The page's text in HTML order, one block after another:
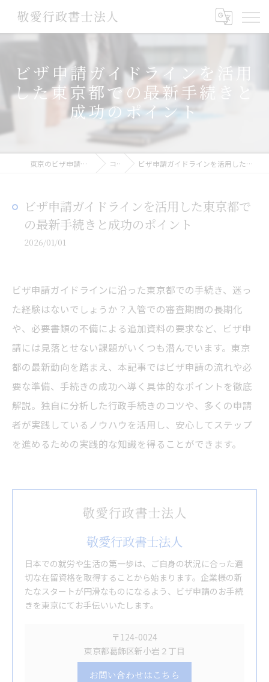
ビザ申請ガイドラインを活用
した東京都での最新手続きと
成功のポイント
東京のビザ申請なら敬愛行政書士法人 コラム ビザ申請ガイドラインを活用した東京都での最新手続きと成功のポイント
ビザ申請ガイドラインを活用した東京都で
の最新手続きと成功のポイント
2026/01/01
ビザ申請ガイドラインに沿った東京都での手続き、迷っ
た経験はないでしょうか？入管での審査期間の長期化
や、必要書類の不備による追加資料の要求など、ビザ申
請には見落とせない課題がいくつも潜んでいます。東京
都の最新動向を踏まえ、本記事ではビザ申請の流れや必
要な準備、手続きの成功へ導く具体的なポイントを徹底
解説。独自に分析した行政手続きのコツや、多くの申請
者が実践しているノウハウを活用し、安心してステップ
を進めるための実践的な知識を得ることができます。
敬愛行政書士法人
日本での就労や生活の第一歩は、ご自身の状況に合った適
切な在留資格を取得することから始まります。企業様の新
たなスタートが円滑なものになるよう、ビザ申請のお手続
きを東京にてお手伝いいたします。
〒124-0024
東京都葛飾区新小岩２丁目
お問い合わせはこちら